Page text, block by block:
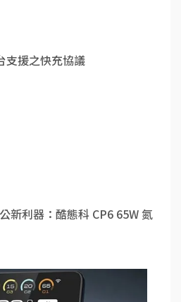
支援之快充協議
新利器：酷態科 CP6 65W 氮